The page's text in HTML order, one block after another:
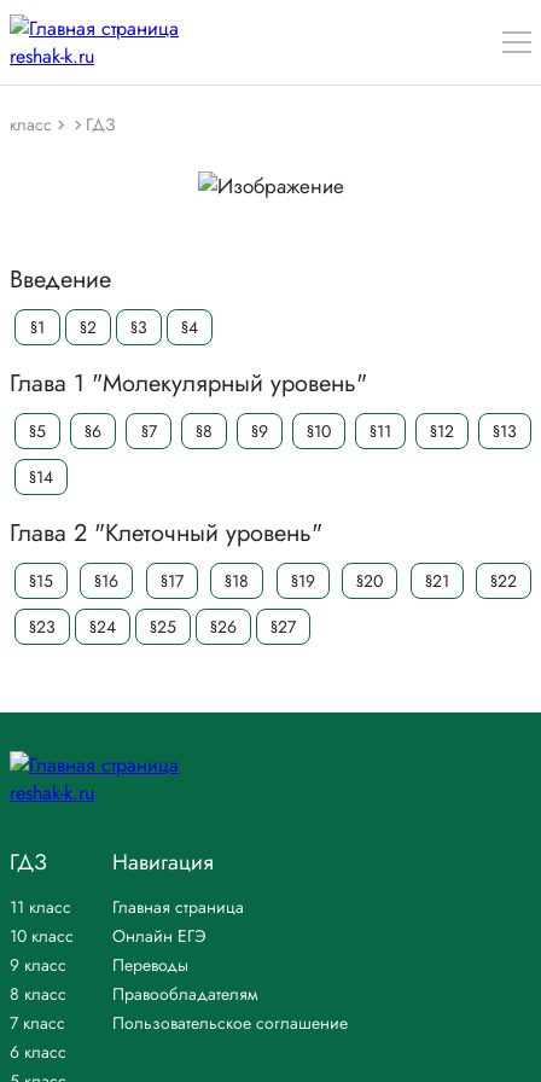
класс ГДЗ
Введение
§1 §2 §3 §4
Глава 1 "Молекулярный уровень"
§5 §6 §7 §8 §9 §10 §11 §12
§13
§14
Глава 2 "Клеточный уровень"
§15 §16 §17 §18 §19 §20 §21
§22
§23
§24 §25 §26 §27
ГДЗ
11 класс
10 класс
9 класс
8 класс
7 класс
6 класс
Навигация
Главная страница
Онлайн ЕГЭ
Переводы
Правообладателям
Пользовательское соглашение